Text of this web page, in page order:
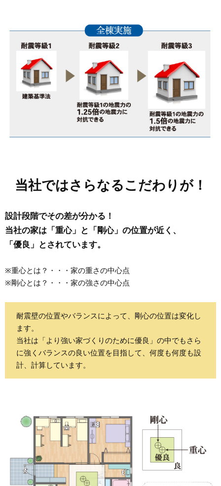
当社ではさらなるこだわりが！
設計段階でその差が分かる！
当社の家は「重心」と「剛心」の位置が近く、
「優良」とされています。
※重心とは？・・・家の重さの中心点
※剛心とは？・・・家の強さの中心点
耐震壁の位置やバランスによって、剛心の位置は変化し
ます。
当社は「より強い家づくりのために優良」の中でもさら
に強くバランスの良い位置を目指して、何度も何度も設
計、計算しています。